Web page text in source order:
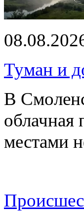
Туман и
В
облачная
местами